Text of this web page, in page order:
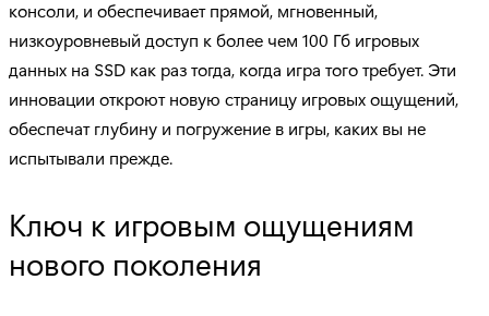
консоли, и обеспечивает прямой, мгновенный,
низкоуровневый доступ к более чем 100 Гб игровых
данных на SSD как раз тогда, когда игра того требует. Эти
инновации откроют новую страницу игровых ощущений,
обеспечат глубину и погружение в игры, каких вы не
испытывали прежде.
Ключ к игровым ощущениям
нового поколения